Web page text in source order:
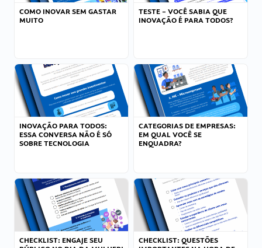
COMO INOVAR SEM GASTAR
MUITO
TESTE – VOCÊ SABIA QUE
INOVAÇÃO É PARA TODOS?
INOVAÇÃO PARA TODOS:
ESSA CONVERSA NÃO É SÓ
SOBRE TECNOLOGIA
CATEGORIAS DE EMPRESAS:
EM QUAL VOCÊ SE
ENQUADRA?
CHECKLIST: ENGAJE SEU
CHECKLIST: QUESTÕES